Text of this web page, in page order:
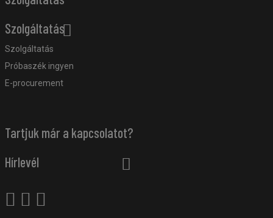
Szolgáltatás
Szolgáltatás
Próbaszék ingyen
E-procurement
Tartjuk már a kapcsolatot?
Hírlevél